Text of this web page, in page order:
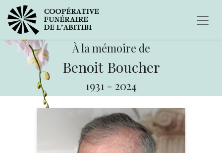
À la mémoire de
Benoit Boucher
1931 - 2024